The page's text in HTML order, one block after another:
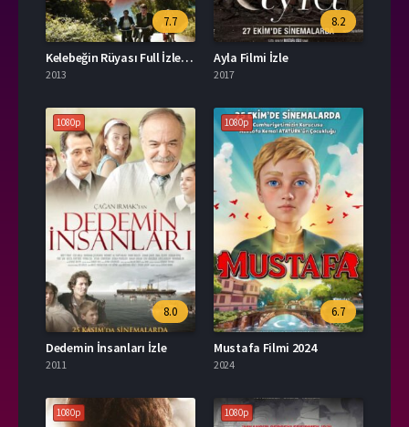
7.7
Kelebeğin Rüyası Full İzle Film
2013
8.2
Ayla Filmi İzle
2017
1080p
8.0
Dedemin İnsanları İzle
2011
1080p
6.7
Mustafa Filmi 2024
2024
1080p 1080p